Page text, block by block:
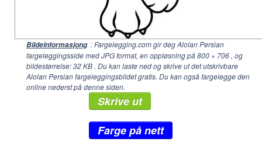
Bildeinformasjong : Fargelegging.com gir deg Alolan Persian
fargeleggingsside med JPG format, en oppløsning på800 × 706 , og
bildestørrelse: 32 KB . Du kan laste ned og skrive ut det utskrivbare
Alolan Persian fargeleggingsbildet gratis. Du kan også fargelegge den
online nederst på denne siden.
Skrive ut
Farge på nett